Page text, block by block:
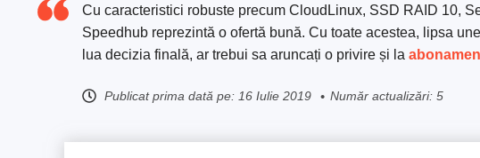
Cu caracteristici robuste precum CloudLinux, SSD RAID 10,
Speedhub reprezintă o ofertă bună. Cu toate acestea, lipsa
lua decizia finală, ar trebui sa aruncați o privire și la
Publicat prima dată pe: 16 Iulie 2019 Număr actualizări: 5